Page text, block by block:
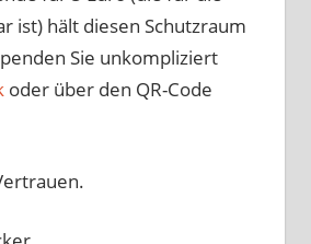
ist) hält diesen Schutzraum
Sie unkompliziert
oder über den QR-Code